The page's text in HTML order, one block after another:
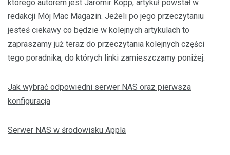
którego autorem jest Jaromir Kopp, artykuł powstał w
redakcji Mój Mac Magazin. Jeżeli po jego przeczytaniu
jesteś ciekawy co będzie w kolejnych artykulach to
zapraszamy już teraz do przeczytania kolejnych części
tego poradnika, do których linki zamieszczamy poniżej:
Jak wybrać odpowiedni serwer NAS oraz pierwsza
konfiguracja
Serwer NAS w środowisku Appla